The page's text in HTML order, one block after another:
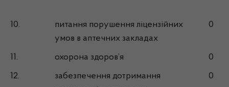
10.
питання порушення ліцензійних
умов в аптечних закладах
0
11. охорона здоров’я 0
12.
забезпечення дотримання
0